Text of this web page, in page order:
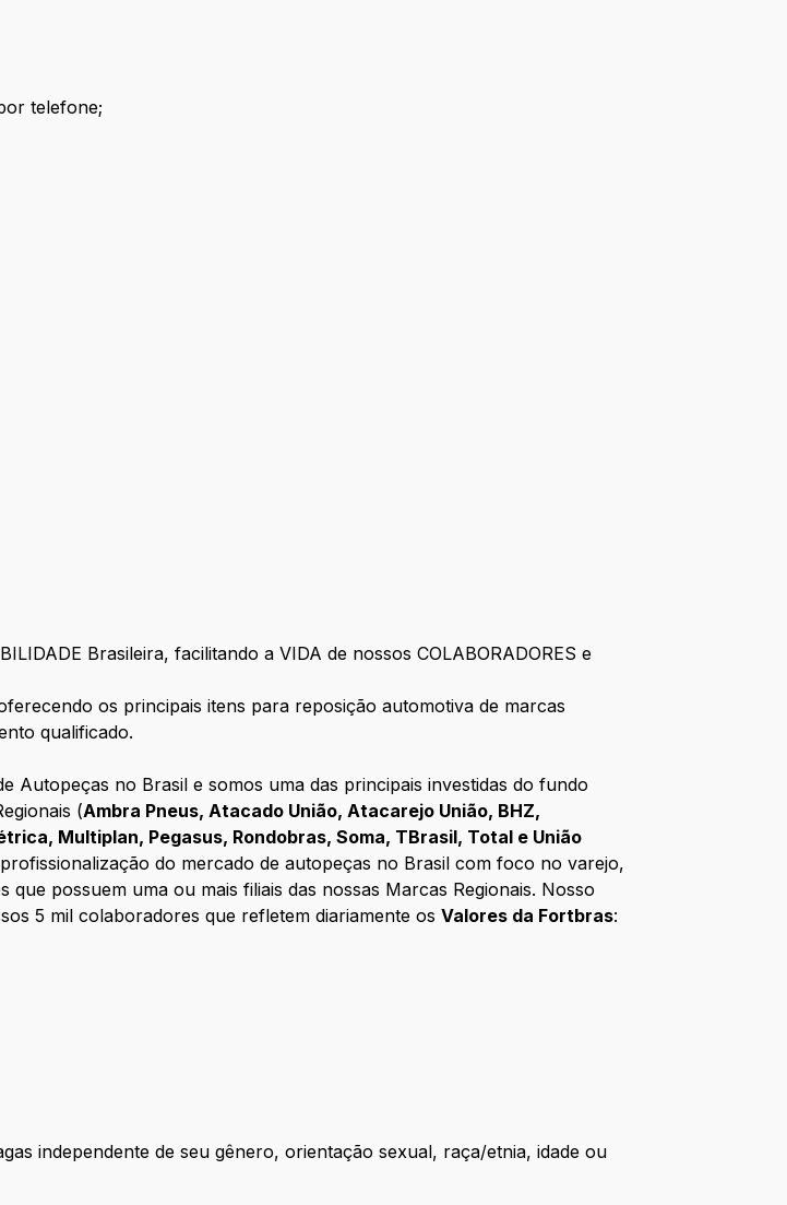
telefone;
Brasileira, facilitando a VIDA de nossos COLABORADORES e
os principais itens para reposição automotiva de marcas
qualificado.
Autopeças no Brasil e somos uma das principais investidas do fundo
(Ambra Pneus, Atacado União, Atacarejo União, BHZ,
Multiplan, Pegasus, Rondobras, Soma, TBrasil, Total e União
do mercado de autopeças no Brasil com foco no varejo,
que possuem uma ou mais filiais das nossas Marcas Regionais. Nosso
5 mil colaboradores que refletem diariamente osValores da Fortbras:
independente de seu gênero, orientação sexual, raça/etnia, idade ou